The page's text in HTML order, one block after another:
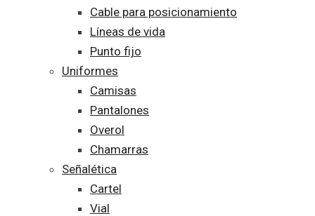
Cable para posicionamiento
Líneas de vida
Punto fijo
Uniformes
Camisas
Pantalones
Overol
Chamarras
Señalética
Cartel
Vial